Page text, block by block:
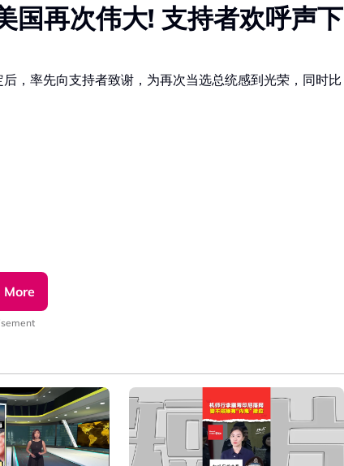
国再次伟大! 支持者欢呼声下
，率先向支持者致谢，为再次当选总统感到光荣，同时比
道！
More